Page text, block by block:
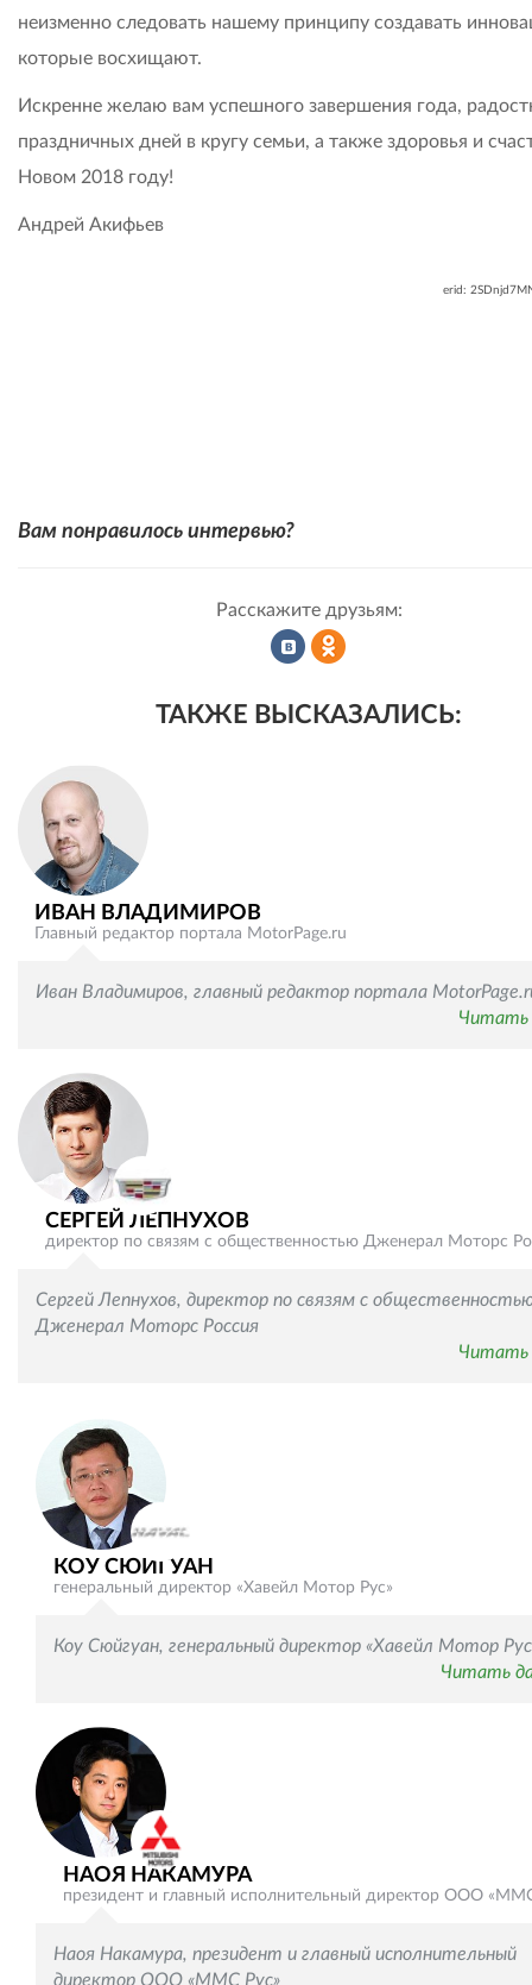
неизменно следовать нашему принципу создавать
которые восхищают.
Искренне желаю вам успешного завершения года,
праздничных дней в кругу семьи, а также здоровья и
Новом 2018 году!
Андрей Акифьев
erid:
Вам понравилось интервью?
Расскажите друзьям:
ТАКЖЕ ВЫСКАЗАЛИСЬ:
ИВАН ВЛАДИМИРОВ
Главный редактор портала MotorPage.ru
Иван Владимиров, главный редактор портала
Читать
СЕРГЕЙ ЛЕПНУХОВ
директор по связям с общественностью Дженерал Моторс
Сергей Лепнухов, директор по связям с
Дженерал Моторс Россия
Читать
КОУ СЮЙГУАН
генеральный директор «Хавейл Мотор Рус»
Коу Сюйгуан, генеральный директор «Хавейл Мотор
Читать
НАОЯ НАКАМУРА
президент и главный исполнительный директор ООО
Наоя Накамура, президент и главный исполнительный
директор ООО «ММС Рус»